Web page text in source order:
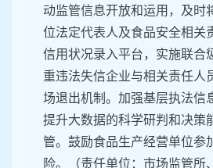
动监管信息开放和运用，及时
位法定代表人及食品安全相关
信用状况录入平台，实施联合
重违法失信企业与相关责任人
场退出机制。加强基层执法信
提升大数据的科学研判和决策
管。鼓励食品生产经营单位参
险。（责任单位：市场监管所